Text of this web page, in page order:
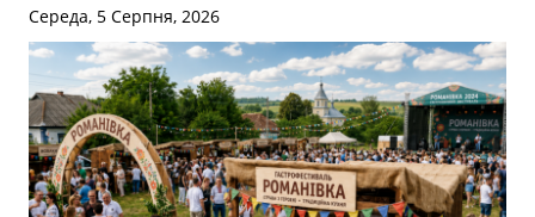
Середа, 5 Серпня, 2026